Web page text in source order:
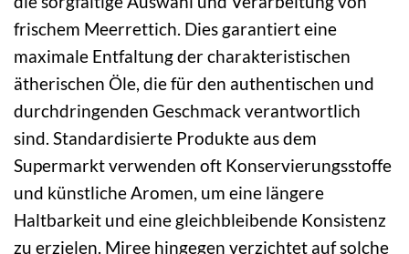
frischem Meerrettich. Dies garantiert eine
maximale Entfaltung der charakteristischen
ätherischen Öle, die für den authentischen und
durchdringenden Geschmack verantwortlich
sind. Standardisierte Produkte aus dem
Supermarkt verwenden oft Konservierungsstoffe
und künstliche Aromen, um eine längere
Haltbarkeit und eine gleichbleibende Konsistenz
zu erzielen. Miree hingegen verzichtet auf solche